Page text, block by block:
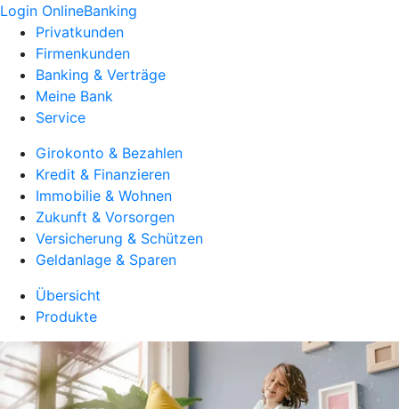
Login OnlineBanking
Privatkunden
Firmenkunden
Banking & Verträge
Meine Bank
Service
Girokonto & Bezahlen
Kredit & Finanzieren
Immobilie & Wohnen
Zukunft & Vorsorgen
Versicherung & Schützen
Geldanlage & Sparen
Übersicht
Produkte